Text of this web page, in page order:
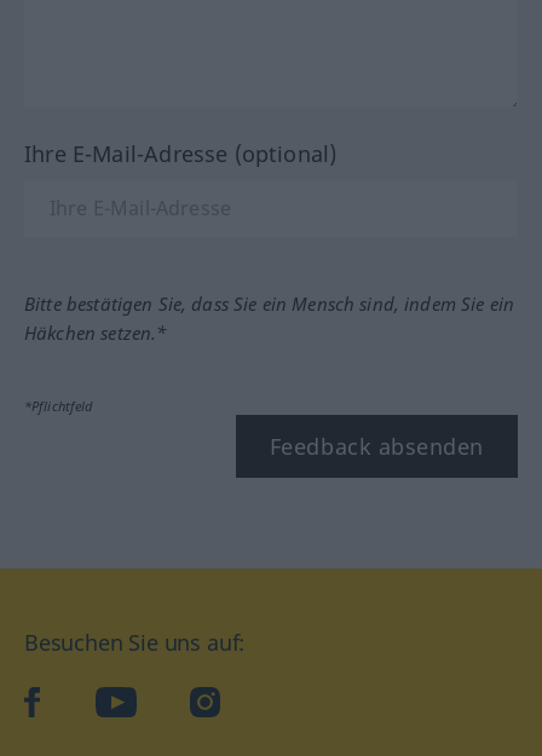
Ihre E-Mail-Adresse (optional)
Bitte bestätigen Sie, dass Sie ein Mensch sind, indem Sie ein
Häkchen setzen.*
*Pflichtfeld
Feedback absenden
Besuchen Sie uns auf:
facebookYouTube Instagram